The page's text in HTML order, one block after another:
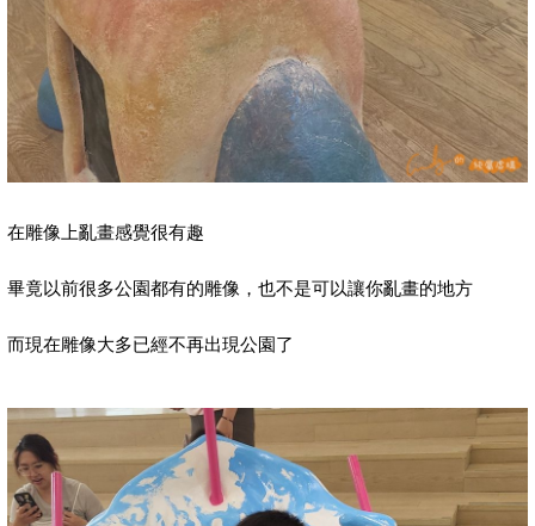
在雕像上亂畫感覺很有趣
畢竟以前很多公園都有的雕像，也不是可以讓你亂畫的地方
而現在雕像大多已經不再出現公園了